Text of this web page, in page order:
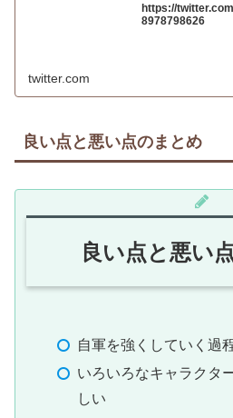
https://
8978798626
twitter.com
良い点と悪い点のまとめ
良い点と悪い
自軍を強くしていく過
いろいろなキャラクタ
しい